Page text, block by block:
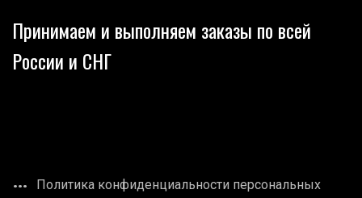
Принимаем и выполняем заказы по всей
России и СНГ
Политика конфиденциальности персональных